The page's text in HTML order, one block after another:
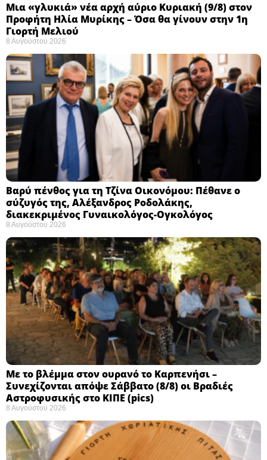
Μια «γλυκιά» νέα αρχή αύριο Κυριακή (9/8) στον
Προφήτη Ηλία Μυρίκης – Όσα θα γίνουν στην 1η
Γιορτή Μελιού
8 Αυγούστου 2026
Βαρύ πένθος για τη Τζίνα Οικονόμου: Πέθανε ο
σύζυγός της, Αλέξανδρος Ροδολάκης,
διακεκριμένος Γυναικολόγος-Ογκολόγος
8 Αυγούστου 2026
Με το βλέμμα στον ουρανό το Καρπενήσι –
Συνεχίζονται απόψε Σάββατο (8/8) οι Βραδιές
Αστροφυσικής στο ΚΙΠΕ (pics)
8 Αυγούστου 2026